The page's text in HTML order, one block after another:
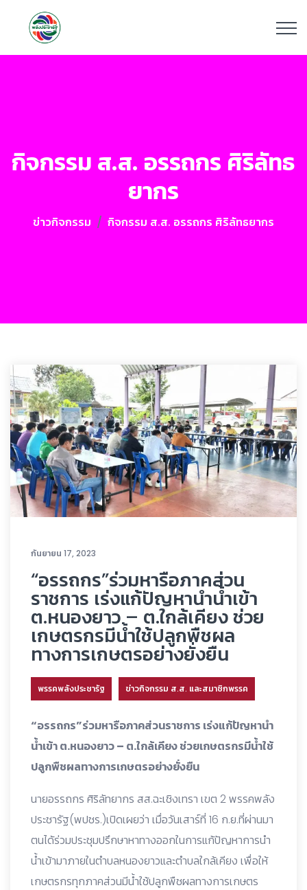
กิจกรรม ส.ส. อรรถกร ศิริลัทธ
ยากร
ข่าวกิจกรรม กิจกรรม ส.ส. อรรถกร ศิริลัทธยากร
กันยายน 17, 2023
“อรรถกร”ร่วมหารือภาคส่วน
ราชการ เร่งแก้ปัญหานำน้ำเข้า
ต.หนองยาว – ต.ใกล้เคียง ช่วย
เกษตรกรมีน้ำใช้ปลูกพืชผล
ทางการเกษตรอย่างยั่งยืน
พรรคพลังประชารัฐ ข่าวกิจกรรม ส.ส. และสมาชิกพรรค
“อรรถกร”ร่วมหารือภาคส่วนราชการ เร่งแก้ปัญหานำ
น้ำเข้า ต.หนองยาว – ต.ใกล้เคียง ช่วยเกษตรกรมีน้ำใช้
ปลูกพืชผลทางการเกษตรอย่างยั่งยืน
นายอรรถกร ศิริลัทยากร สส.ฉะเชิงเทรา เขต 2 พรรคพลัง
ประชารัฐ(พปชร.)เปิดเผยว่า เมื่อวันเสาร์ที่ 16 ก.ย.ที่ผ่านมา
ตนได้ร่วมประชุมปรึกษาหาทางออกในการแก้ปัญหาการนำ
น้ำเข้ามาภายในตำบลหนองยาวและตำบลใกล้เคียง เพื่อให้
เกษตรกรทุกภาคส่วนมีน้ำใช้ปลูกพืชผลทางการเกษตร